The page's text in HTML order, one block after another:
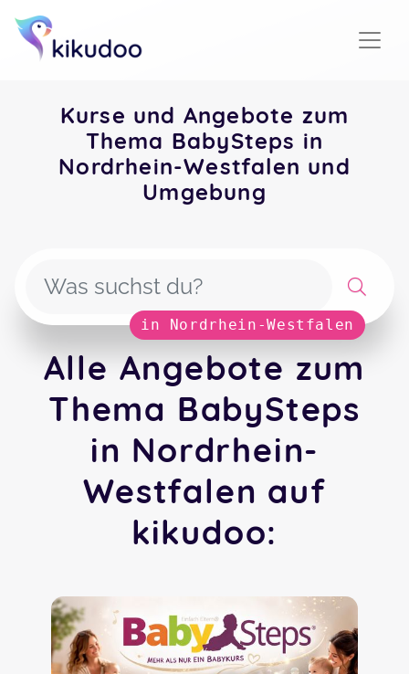
Kurse und Angebote zum
Thema BabySteps in
Nordrhein-Westfalen und
Umgebung
in Nordrhein-Westfalen
Alle Angebote zum
Thema BabySteps
in Nordrhein-
Westfalen auf
kikudoo: